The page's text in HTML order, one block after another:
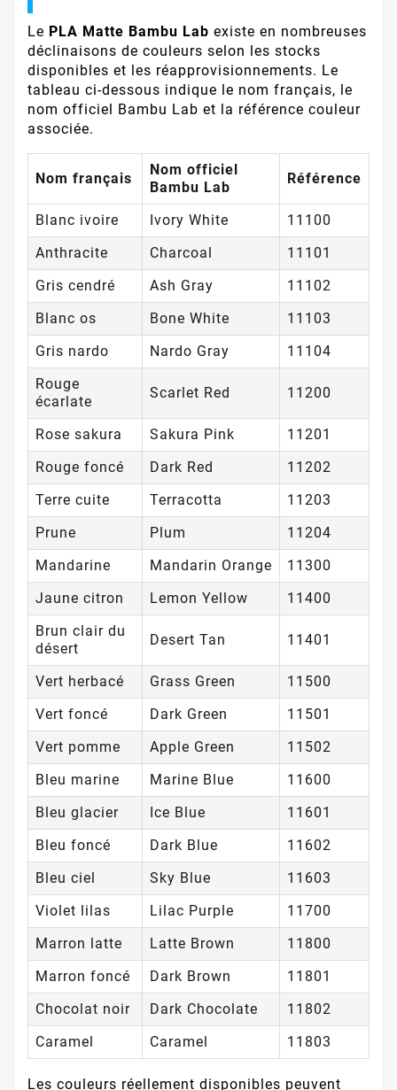
Le PLA Matte Bambu Lab existe en nombreuses
déclinaisons de couleurs selon les stocks
disponibles et les réapprovisionnements. Le
tableau ci-dessous indique le nom français, le
nom officiel Bambu Lab et la référence couleur
associée.
Nom français
Nom officiel
Bambu Lab
Référence
Blanc ivoire Ivory White
11100
Anthracite
Charcoal
11101
Gris cendré
Ash Gray
11102
Blanc os
Bone White
11103
Gris nardo
Nardo Gray
11104
Rouge
écarlate
Scarlet Red 11200
Rose sakura Sakura Pink
11201
Rouge foncé
Dark Red
11202
Terre cuite
Terracotta
11203
Prune
Plum
11204
Mandarine
Mandarin Orange
11300
Jaune citron
Lemon Yellow
11400
Brun clair du
désert
Desert Tan 11401
Vert herbacé Grass Green
11500
Vert foncé
Dark Green
11501
Vert pomme
Apple Green
11502
Bleu marine
Marine Blue
11600
Bleu glacier
Ice Blue
11601
Bleu foncé
Dark Blue
11602
Bleu ciel
Sky Blue
11603
Violet lilas
Lilac Purple
11700
Marron latte
Latte Brown
11800
Marron foncé
Dark Brown
11801
Chocolat noir
Dark Chocolate
11802
Caramel
Caramel 11803
Les couleurs réellement disponibles peuvent